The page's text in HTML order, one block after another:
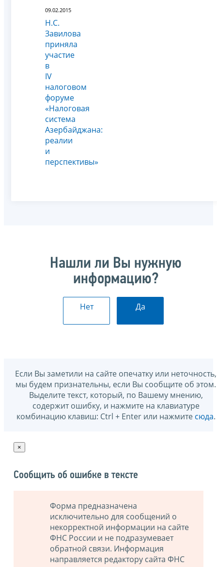
09.02.2015
Н.С.
Завилова
приняла
участие
в
IV
налоговом
форуме
«Налоговая
система
Азербайджана:
реалии
и
перспективы»
Нашли ли Вы нужную
информацию?
Нет Да
Если Вы заметили на сайте опечатку или неточность,
мы будем признательны, если Вы сообщите об этом.
Выделите текст, который, по Вашему мнению,
содержит ошибку, и нажмите на клавиатуре
комбинацию клавиш: Ctrl + Enter или нажмите сюда.
×
Сообщить об ошибке в тексте
Форма предназначена
исключительно для сообщений о
некорректной информации на сайте
ФНС России и не подразумевает
обратной связи. Информация
направляется редактору сайта ФНС